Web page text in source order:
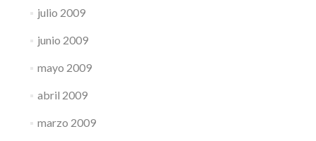
julio 2009
junio 2009
mayo 2009
abril 2009
marzo 2009